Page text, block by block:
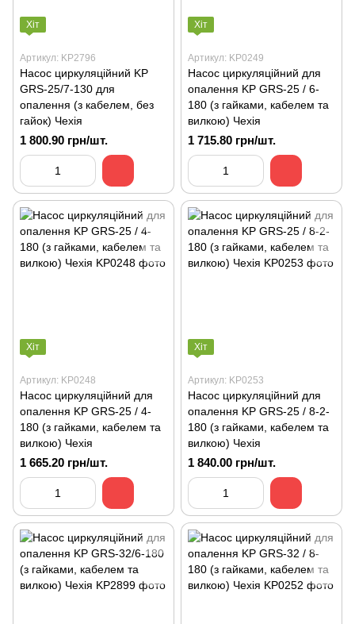
Хіт
Артикул: KP2796
Насос циркуляційний KP
GRS-25/7-130 для
опалення (з кабелем, без
гайок) Чехія
1 800.90 грн/шт.
Хіт
Артикул: KP0249
Насос циркуляційний для
опалення KP GRS-25 / 6-
180 (з гайками, кабелем та
вилкою) Чехія
1 715.80 грн/шт.
Хіт
Артикул: KP0248
Насос циркуляційний для
опалення KP GRS-25 / 4-
180 (з гайками, кабелем та
вилкою) Чехія
1 665.20 грн/шт.
Хіт
Артикул: KP0253
Насос циркуляційний для
опалення KP GRS-25 / 8-2-
180 (з гайками, кабелем та
вилкою) Чехія
1 840.00 грн/шт.